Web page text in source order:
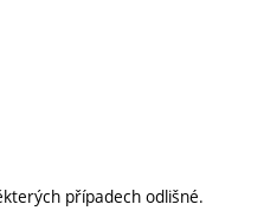
případech odlišné.